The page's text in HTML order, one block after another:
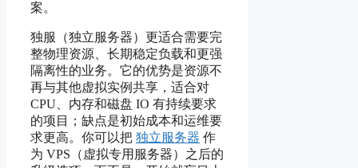
案。
独服（独立服务器）更适合需要完
整物理资源、长期稳定负载和更强
隔离性的业务。它的优势是资源不
再与其他虚拟实例共享，适合对
CPU、内存和磁盘 IO 有持续要求
的项目；缺点是初始成本和运维要
求更高。你可以把 独立服务器 作
为 VPS（虚拟专用服务器）之后的